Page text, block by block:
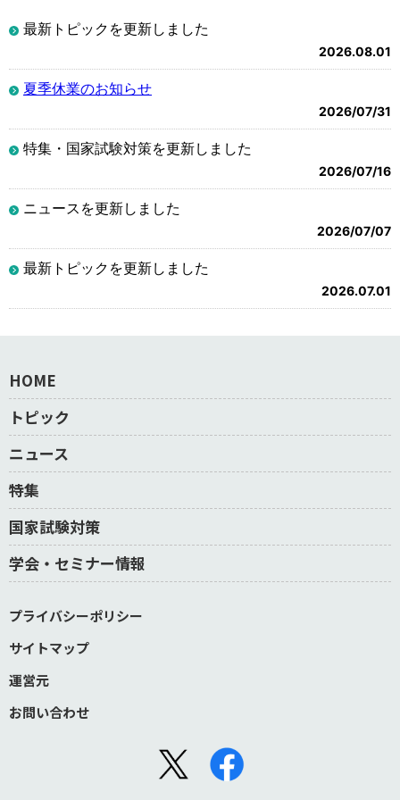
最新トピックを更新しました
2026.08.01
夏季休業のお知らせ
2026/07/31
特集・国家試験対策を更新しました
2026/07/16
ニュースを更新しました
2026/07/07
最新トピックを更新しました
2026.07.01
HOME
トピック
ニュース
特集
国家試験対策
学会・セミナー情報
プライバシーポリシー
サイトマップ
運営元
お問い合わせ